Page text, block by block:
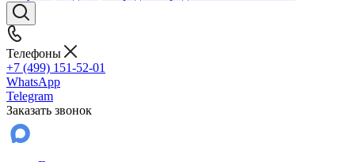
Телефоны
+7 (499) 151-52-01
WhatsApp
Telegram
Заказать звонок